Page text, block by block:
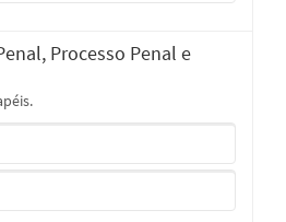
Processo Penal e